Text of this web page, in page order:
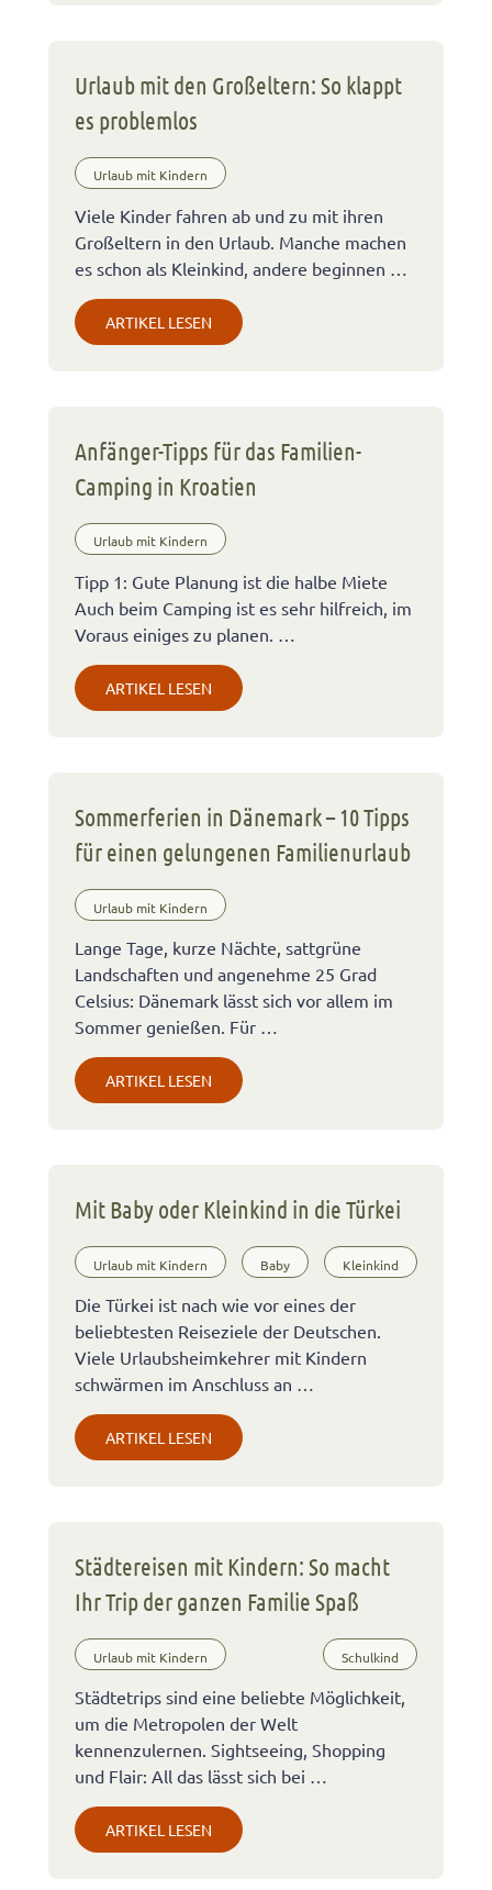
Urlaub mit den Großeltern: So klappt
es problemlos
Urlaub mit Kindern
Viele Kinder fahren ab und zu mit ihren
Großeltern in den Urlaub. Manche machen
es schon als Kleinkind, andere beginnen …
ARTIKEL LESEN
Anfänger-Tipps für das Familien-
Camping in Kroatien
Urlaub mit Kindern
Tipp 1: Gute Planung ist die halbe Miete
Auch beim Camping ist es sehr hilfreich, im
Voraus einiges zu planen. …
ARTIKEL LESEN
Sommerferien in Dänemark – 10 Tipps
für einen gelungenen Familienurlaub
Urlaub mit Kindern
Lange Tage, kurze Nächte, sattgrüne
Landschaften und angenehme 25 Grad
Celsius: Dänemark lässt sich vor allem im
Sommer genießen. Für …
ARTIKEL LESEN
Mit Baby oder Kleinkind in die Türkei
Urlaub mit Kindern Baby Kleinkind
Die Türkei ist nach wie vor eines der
beliebtesten Reiseziele der Deutschen.
Viele Urlaubsheimkehrer mit Kindern
schwärmen im Anschluss an …
ARTIKEL LESEN
Städtereisen mit Kindern: So macht
Ihr Trip der ganzen Familie Spaß
Urlaub mit Kindern Schulkind
Städtetrips sind eine beliebte Möglichkeit,
um die Metropolen der Welt
kennenzulernen. Sightseeing, Shopping
und Flair: All das lässt sich bei …
ARTIKEL LESEN